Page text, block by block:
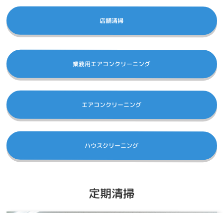
店舗清掃
業務用エアコンクリーニング
エアコンクリーニング
ハウスクリーニング
定期清掃